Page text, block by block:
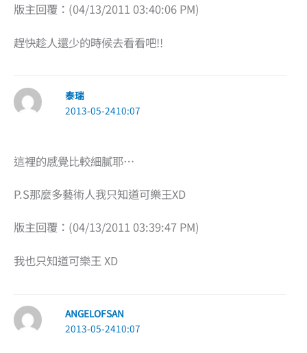
版主回覆：(04/13/2011 03:40:06 PM)
趕快趁人還少的時候去看看吧!!
泰瑞
2013-05-2410:07
這裡的感覺比較細膩耶…
P.S那麼多藝術人我只知道可樂王XD
版主回覆：(04/13/2011 03:39:47 PM)
我也只知道可樂王 XD
ANGELOFSAN
2013-05-2410:07